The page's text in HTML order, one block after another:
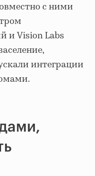
с ними
и Vision Labs
интеграции